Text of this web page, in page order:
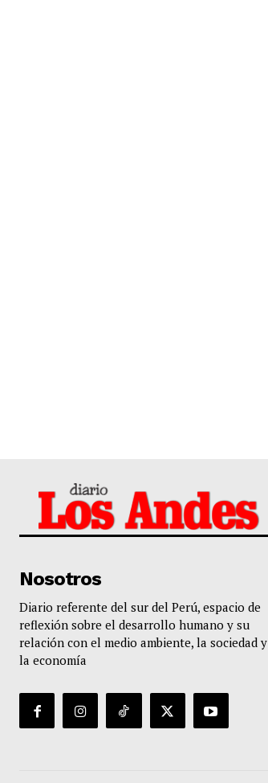
Nosotros
Diario referente del sur del Perú, espacio de
reflexión sobre el desarrollo humano y su
relación con el medio ambiente, la sociedad y
la economía